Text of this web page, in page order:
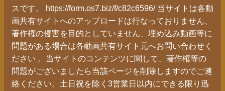
スです。 https://form.os7.biz/f/c82c6596/ 当サイトは各動
画共有サイトへのアップロードは行なっておりません、
著作権の侵害を目的としていません、埋め込み動画等に
問題がある場合は各動画共有サイト元へお問い合わせく
ださい 。当サイトのコンテンツに関して、著作権等の
問題がございましたら当該ページを削除しますのでご連
絡ください。土日祝を除く3営業日以内にできる限り迅